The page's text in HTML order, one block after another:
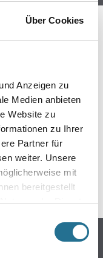
Über Cookies
Anzeigen zu
Medien anbieten
Website zu
zu Ihrer
Partner für
weiter. Unsere
mit
bereitgestellt
der Dienste
der Lösung und
beheben.
Online-Shop
SHOP